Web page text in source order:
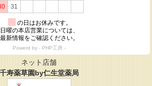
ネット店舗
千寿薬草園by仁生堂薬局